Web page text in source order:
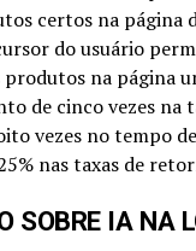
certos na página
do usuário
na página
de cinco vezes na
vezes no tempo
nas taxas de
SOBRE IA NA